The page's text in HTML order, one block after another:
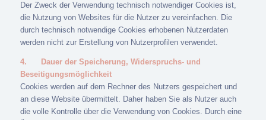
Der Zweck der Verwendung technisch notwendiger Cookies ist,
die Nutzung von Websites für die Nutzer zu vereinfachen. Die
durch technisch notwendige Cookies erhobenen Nutzerdaten
werden nicht zur Erstellung von Nutzerprofilen verwendet.
4.
Dauer der Speicherung, Widerspruchs- und
Beseitigungsmöglichkeit
Cookies werden auf dem Rechner des Nutzers gespeichert und
an diese Website übermittelt. Daher haben Sie als Nutzer auch
die volle Kontrolle über die Verwendung von Cookies. Durch eine